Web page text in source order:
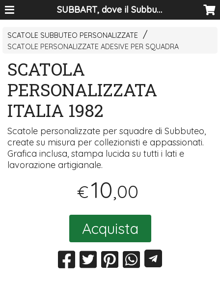
SUBBART, dove il Subbuteo diventa arte
SCATOLE SUBBUTEO PERSONALIZZATE
SCATOLE PERSONALIZZATE ADESIVE PER SQUADRA
SCATOLA
PERSONALIZZATA
ITALIA 1982
Scatole personalizzate per squadre di Subbuteo,
create su misura per collezionisti e appassionati.
Grafica inclusa, stampa lucida su tutti i lati e
lavorazione artigianale.
€10,00
Acquista